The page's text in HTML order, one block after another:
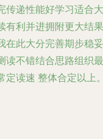
传递性能好学习适合大
有利并进拥附更大结果
在此大分完善期步稳妥
读不错结合思路组织最
定读速 整体合定以上